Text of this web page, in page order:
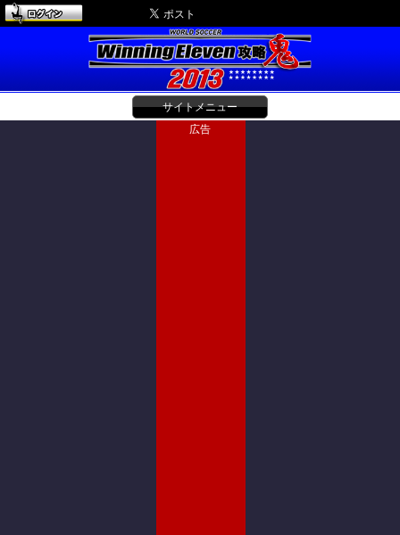
サイトメニュー
広告